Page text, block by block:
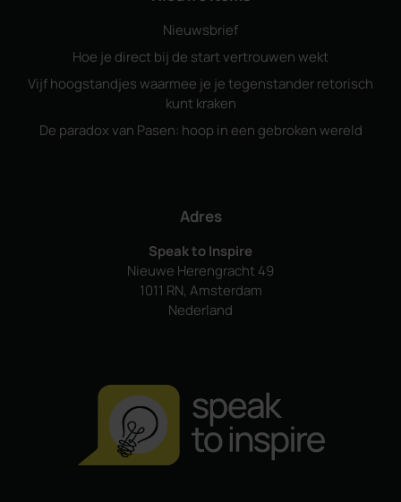
Nieuwsbrief
Hoe je direct bij de start vertrouwen wekt
Vijf hoogstandjes waarmee je je tegenstander retorisch
kunt kraken
De paradox van Pasen: hoop in een gebroken wereld
Adres
Speak to Inspire
Nieuwe Herengracht 49
1011 RN, Amsterdam
Nederland